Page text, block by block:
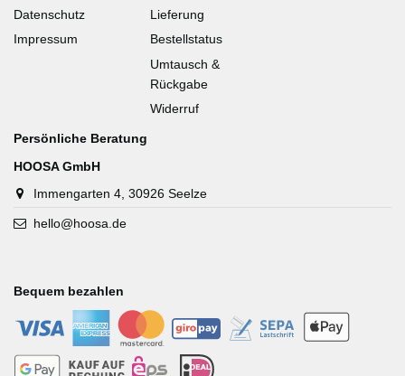
Datenschutz
Impressum
Lieferung
Bestellstatus
Umtausch &
Rückgabe
Widerruf
Persönliche Beratung
HOOSA GmbH
Immengarten 4, 30926 Seelze
hello@hoosa.de
Bequem bezahlen
-
- - - -
- - - -